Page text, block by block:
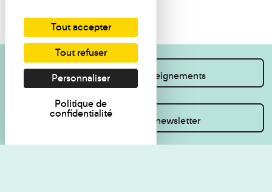
Je souhaite des renseignements
Inscrivez-vous à la newsletter
Tout accepter
Tout refuser
Personnaliser
Politique de
confidentialité